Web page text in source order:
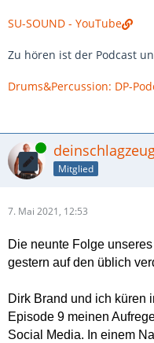
SU-SOUND - YouTube
Zu hören ist der Podcast
Drums&Percussion: DP-
Online
Mitglied
7. Mai 2021, 12:53
Die neunte Folge
gestern auf den üblich
Dirk Brand und ich küren
Episode 9 meinen
Social Media. In einem